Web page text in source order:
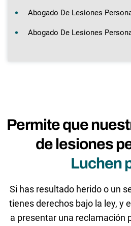
Abogado De Lesiones
Abogado De Lesiones
Permite que
de lesiones
Luchen
Si has resultado herido o un
tienes derechos bajo la ley, y
a presentar una reclamación